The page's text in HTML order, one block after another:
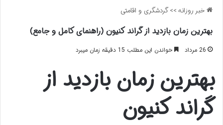
خبر روزانه>>گردشگری و اقامتی
بهترین زمان بازدید از گراند کنیون (راهنمای کامل و جامع)
26 مرداد خواندن این مطلب 15 دقیقه زمان میبرد
بهترین زمان بازدید از
گراند کنیون